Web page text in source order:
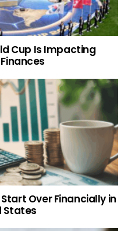
Cup Is Impacting
Over Financially in
States